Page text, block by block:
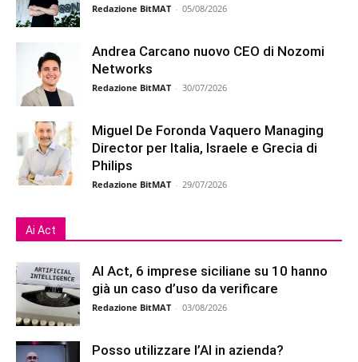
Redazione BitMAT - 05/08/2026
Andrea Carcano nuovo CEO di Nozomi
Networks
Redazione BitMAT - 30/07/2026
Miguel De Foronda Vaquero Managing
Director per Italia, Israele e Grecia di
Philips
Redazione BitMAT - 29/07/2026
Ai Act
AI Act, 6 imprese siciliane su 10 hanno
già un caso d’uso da verificare
Redazione BitMAT - 03/08/2026
Posso utilizzare l’AI in azienda?